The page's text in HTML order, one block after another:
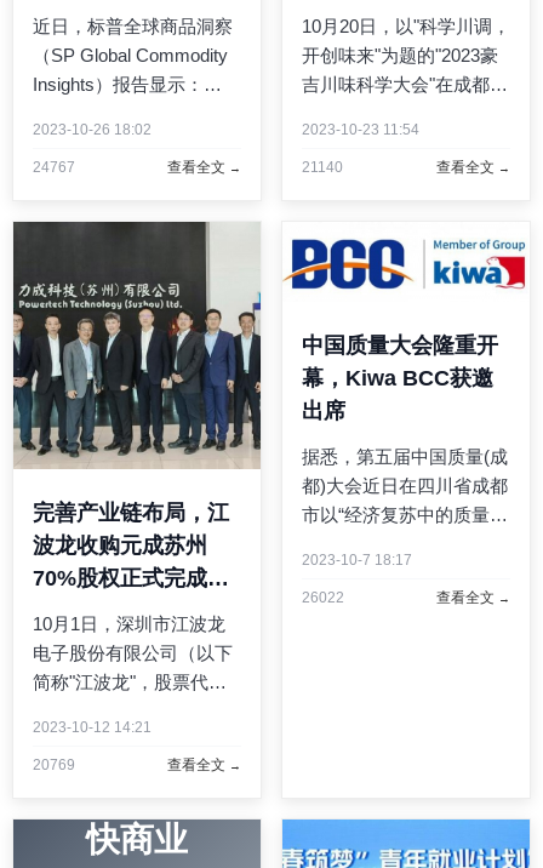
近日，标普全球商品洞察
（SP Global Commodity
Insights）报告显示：
球第四位，再次证明了科
服务 ...
2023-10-26 18:02
24767 查看全文
举行
10月20日，以"科学川调，
开创味来"为题的"2023豪
吉川味科学大会"在成都隆
道川调品牌——豪吉，专
齐聚，共 ...
2023-10-23 11:54
21140 查看全文
完善产业链布局，江
波龙收购元成苏州
70%股权正式完成交
割
10月1日，深圳市江波龙
电子股份有限公司（以下
简称"江波龙"，股票代
70%股权交易，已正式完
江波龙合并报表范围。同
时，本次交易的标的公司"
2023-10-12 14:21
20769 查看全文
中国质量大会隆重开
幕，Kiwa BCC获邀
出席
据悉，第五届中国质量(成
都)大会近日在四川省成都
市以“经济复苏中的质量变
央、国务院批准，由市场
2023-10-7 18:17
26022 查看全文
快商业